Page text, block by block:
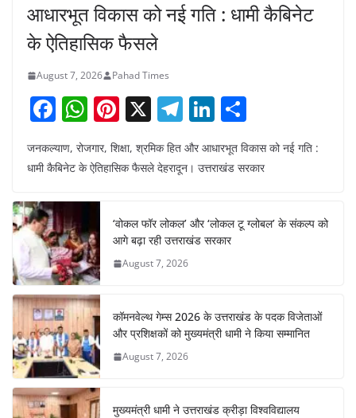
आधारभूत विकास को नई गति : धामी कैबिनेट
के ऐतिहासिक फैसले
August 7, 2026 Pahad Times
F
c
b
o
o
k
W
at
s
A
p
p
Pi
er
st
X T
el
e
a
m
Li
k
dI
n
h
ar
जनकल्याण, रोजगार, शिक्षा, श्रमिक हित और आधारभूत विकास को नई गति :
धामी कैबिनेट के ऐतिहासिक फैसले देहरादून। उत्तराखंड सरकार
‘वोकल फॉर लोकल’ और ‘लोकल टू ग्लोबल’ के संकल्प को
आगे बढ़ा रही उत्तराखंड सरकार
August 7, 2026
कॉमनवेल्थ गेम्स 2026 के उत्तराखंड के पदक विजेताओं
और प्रशिक्षकों को मुख्यमंत्री धामी ने किया सम्मानित
August 7, 2026
मुख्यमंत्री धामी ने उत्तराखंड क्रीड़ा विश्वविद्यालय